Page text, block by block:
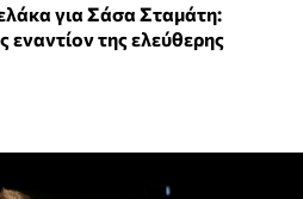
για Σάσα Σταμάτη:
εναντίον της ελεύθερης